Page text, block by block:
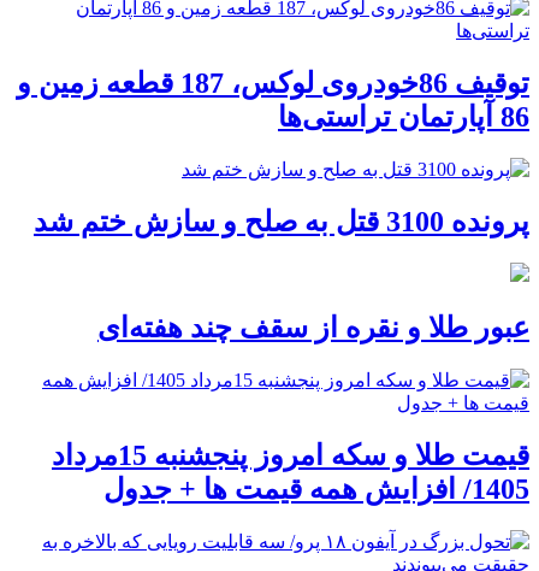
توقیف 86خودروی لوکس، 187 قطعه زمین و
86 آپارتمان تراستی‌ها
پرونده 3100 قتل به صلح و سازش ختم شد
عبور طلا و نقره از سقف چند هفته‌ای
قیمت طلا و سکه امروز پنجشنبه 15مرداد
1405/ افزایش همه قیمت ها + جدول